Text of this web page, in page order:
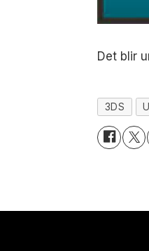
Det blir
3DS